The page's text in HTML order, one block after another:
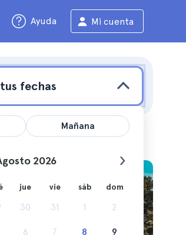
Ayuda Mi cuenta
fechas
Mañana
2026
jue vie sáb dom
30 31 1 2
6 7 8 9